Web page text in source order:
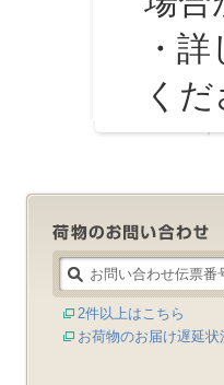
・詳
くだ
2件以上はこちら
お荷物のお届け遅延状